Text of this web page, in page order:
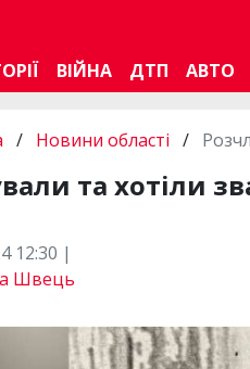
ВІЙНА ДТП АВТО
/ Новини області /
та хотіли
12:30 |
Швець